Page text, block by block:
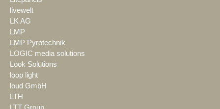
livewelt
LK AG
LMP
LMP Pyrotechnik
LOGIC media solutions
Look Solutions
loop light
loud GmbH
LTH